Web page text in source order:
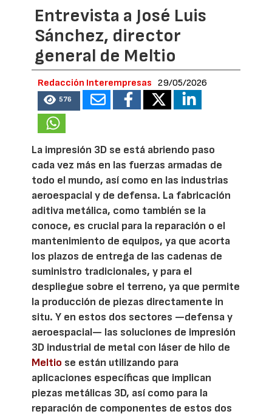
Entrevista a José Luis
Sánchez, director
general de Meltio
Redacción Interempresas 29/05/2026
576
La impresión 3D se está abriendo paso
cada vez más en las fuerzas armadas de
todo el mundo, así como en las industrias
aeroespacial y de defensa. La fabricación
aditiva metálica, como también se la
conoce, es crucial para la reparación o el
mantenimiento de equipos, ya que acorta
los plazos de entrega de las cadenas de
suministro tradicionales, y para el
despliegue sobre el terreno, ya que permite
la producción de piezas directamente in
situ. Y en estos dos sectores —defensa y
aeroespacial— las soluciones de impresión
3D industrial de metal con láser de hilo de
Meltio se están utilizando para
aplicaciones específicas que implican
piezas metálicas 3D, así como para la
reparación de componentes de estos dos